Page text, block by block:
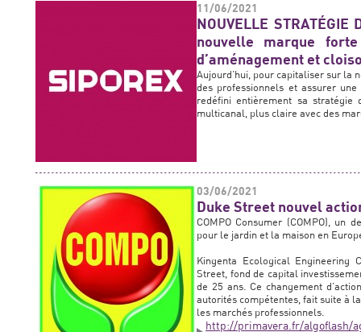
11/06/2021
NOUVELLE
nouvelle marque
d’aménagement et
Aujourd’hui, pour capitaliser sur la
des professionnels et assurer
redéfini entièrement sa
multicanal, plus claire avec des
03/06/2021
Duke Street nouvel
COMPO Consumer (COMPO), un
pour le jardin et la maison en
Kingenta Ecological Engineering
Street, fond de capital
de 25 ans. Ce changement
autorités compétentes, fait suite à
les marchés professionnels.
http://primavera.fr/algoflash/